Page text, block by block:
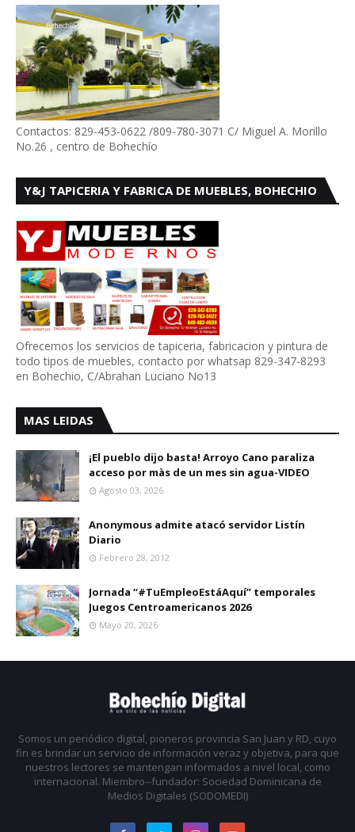
Contactos: 829-453-0622 /809-780-3071 C/ Miguel A. Morillo
No.26 , centro de Bohechío
Y&J TAPICERIA Y FABRICA DE MUEBLES, BOHECHIO
Ofrecemos los servicios de tapiceria, fabricacion y pintura de
todo tipos de muebles, contacto por whatsap 829-347-8293
en Bohechio, C/Abrahan Luciano No13
MAS LEIDAS
¡El pueblo dijo basta! Arroyo Cano paraliza
acceso por màs de un mes sin agua-VIDEO
Agosto 03, 2026
Anonymous admite atacó servidor Listín
Diario
Febrero 28, 2012
Jornada “#TuEmpleoEstáAquí” temporales
Juegos Centroamericanos 2026
Mayo 20, 2026
Somos un periódico digital, pioneros provincia San Juan y RD, cuyo
fin es brindar un servicio de información veraz y objetiva, para que
nuestros lectores se mantengan informados a nivel local, como
internacional. Miembro--fundador: Sociedad Dominicana de
Medios Digitales (SODOMEDI)